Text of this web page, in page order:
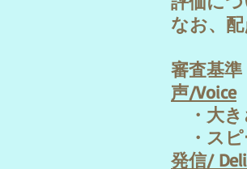
なお、
審査基
声/Voice
・大き
・スピ
発信/